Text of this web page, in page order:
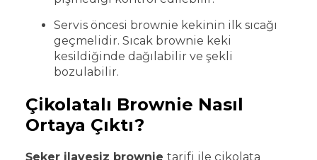
Servis öncesi brownie kekinin ilk sıcağı
geçmelidir. Sıcak brownie keki
kesildiğinde dağılabilir ve şekli
bozulabilir.
Çikolatalı Brownie Nasıl
Ortaya Çıktı?
Şeker ilavesiz brownie tarifi ile çikolata